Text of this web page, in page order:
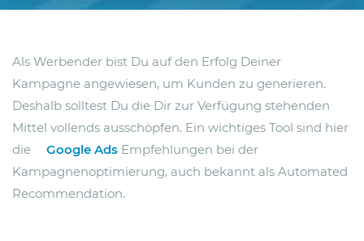
Als Werbender bist Du auf den Erfolg Deiner
Kampagne angewiesen, um Kunden zu generieren.
Deshalb solltest Du die Dir zur Verfügung stehenden
Mittel vollends ausschöpfen. Ein wichtiges Tool sind hier
die
Google Ads Empfehlungen bei der
Kampagnenoptimierung, auch bekannt als Automated
Recommendation.